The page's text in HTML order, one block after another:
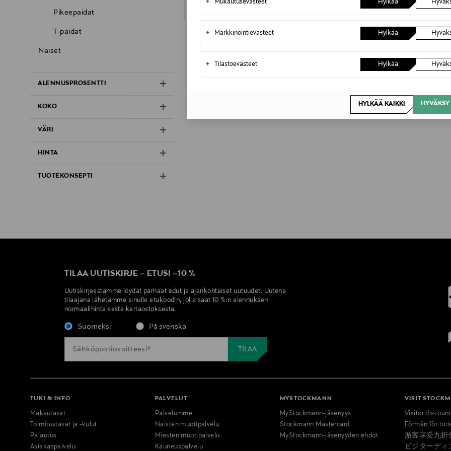
Mukautusevästeet Hylkää
+ Markkinointievästeet Hylkää
+ Tilastoevästeet Hylkää
HYLKÄÄ KAIKKI HYVÄKSY
Pikeepaidat
T-paidat
Naiset
ALENNUSPROSENTTI
KOKO
VÄRI
HINTA
TUOTEKONSEPTI
TILAA UUTISKIRJE – ETUSI –10 %
Uutiskirjeestämme löydät parhaat edut ja ajankohtaiset uutuudet. Uutena
tilaajana lähetämme sinulle etukoodin, jolla saat 10 %:n alennuksen
normaalihintaisesta kertaostoksesta.
Suomeksi På svenska
TUKI & INFO
Maksutavat
Toimitustavat ja -kulut
Palautus
Asiakaspalvelu
PALVELUT
Palvelumme
Naisten muotipalvelu
Miesten muotipalvelu
Kauneuspalvelu
MYSTOCKMANN
MyStockmann-jäsenyys
Stockmann Mastercard
MyStockmann-jäsenyyden ehdot
VISIT
Visitor discount
Förmån för
游客享受九折
ビジターディ